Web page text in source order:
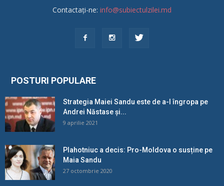
Contactați-ne: info@subiectulzilei.md
POSTURI POPULARE
Strategia Maiei Sandu este de a-l îngropa pe
Andrei Năstase și...
9 aprilie 2021
Plahotniuc a decis: Pro-Moldova o susține pe
Maia Sandu
27 octombrie 2020